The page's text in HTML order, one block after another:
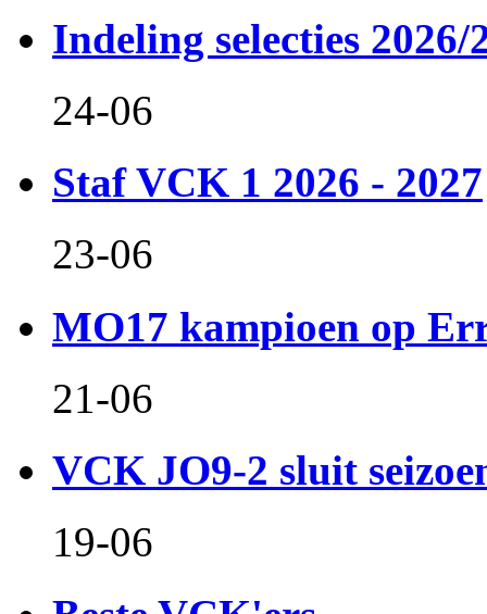
Indeling selecties 2026/
24-06
Staf VCK 1 2026 - 2027
23-06
MO17 kampioen op
21-06
VCK JO9-2 sluit
19-06